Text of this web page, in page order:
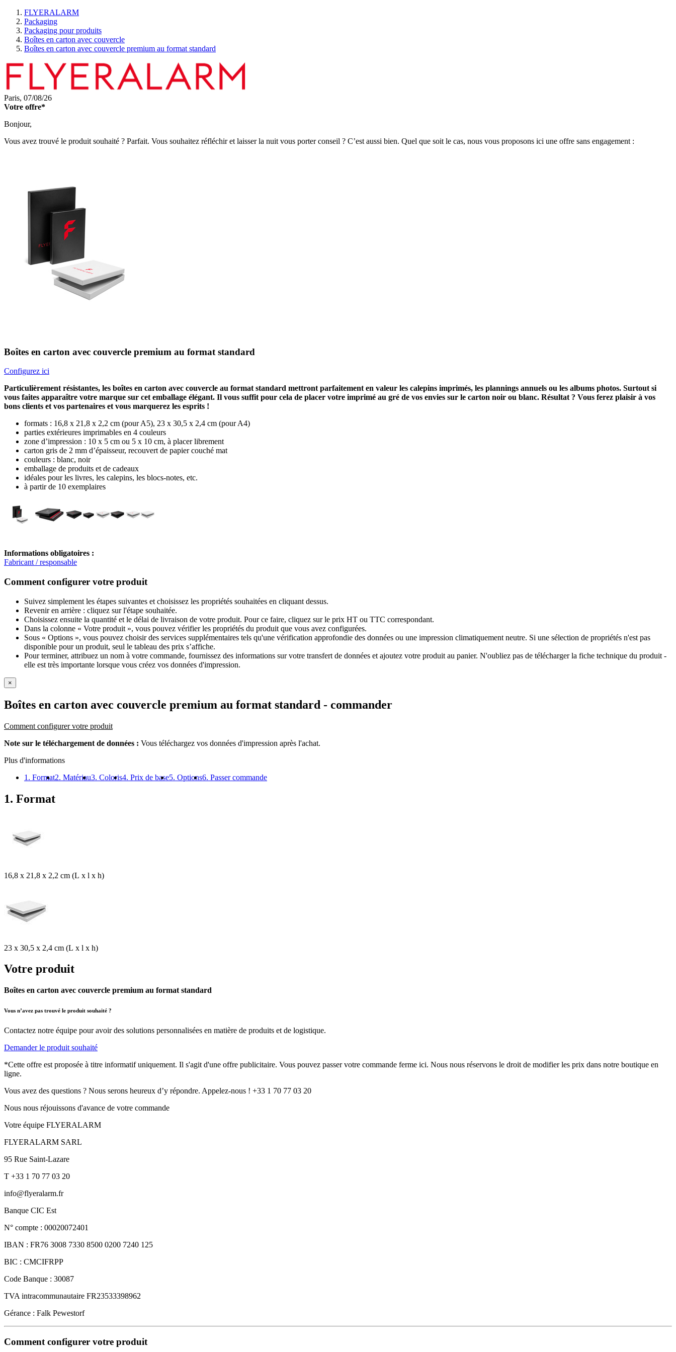
FLYERALARM
Packaging
Packaging pour produits
Boîtes en carton avec couvercle
Boîtes en carton avec couvercle premium au format standard
Paris, 07/08/26
Votre offre*
Bonjour,
Vous avez trouvé le produit souhaité ? Parfait. Vous souhaitez réfléchir et laisser la nuit vous porter conseil ? C’est aussi bien. Quel que soit le cas, nous vous proposons ici une offre sans engagement :
Boîtes en carton avec couvercle premium au format standard
Configurez ici
Particulièrement résistantes, les boîtes en carton avec couvercle au format standard mettront parfaitement en valeur les calepins imprimés, les plannings annuels ou les albums photos. Surtout si
vous faites apparaître votre marque sur cet emballage élégant. Il vous suffit pour cela de placer votre imprimé au gré de vos envies sur le carton noir ou blanc. Résultat ? Vous ferez plaisir à vos
bons clients et vos partenaires et vous marquerez les esprits !
formats : 16,8 x 21,8 x 2,2 cm (pour A5), 23 x 30,5 x 2,4 cm (pour A4)
parties extérieures imprimables en 4 couleurs
zone d’impression : 10 x 5 cm ou 5 x 10 cm, à placer librement
carton gris de 2 mm d’épaisseur, recouvert de papier couché mat
couleurs : blanc, noir
emballage de produits et de cadeaux
idéales pour les livres, les calepins, les blocs-notes, etc.
à partir de 10 exemplaires
Informations obligatoires :
Fabricant / responsable
Comment configurer votre produit
Suivez simplement les étapes suivantes et choisissez les propriétés souhaitées en cliquant dessus.
Revenir en arrière : cliquez sur l'étape souhaitée.
Choisissez ensuite la quantité et le délai de livraison de votre produit. Pour ce faire, cliquez sur le prix HT ou TTC correspondant.
Dans la colonne « Votre produit », vous pouvez vérifier les propriétés du produit que vous avez configurées.
Sous « Options », vous pouvez choisir des services supplémentaires tels qu'une vérification approfondie des données ou une impression climatiquement neutre. Si une sélection de propriétés n'est pas
disponible pour un produit, seul le tableau des prix s’affiche.
Pour terminer, attribuez un nom à votre commande, fournissez des informations sur votre transfert de données et ajoutez votre produit au panier. N'oubliez pas de télécharger la fiche technique du produit -
elle est très importante lorsque vous créez vos données d'impression.
×
Boîtes en carton avec couvercle premium au format standard - commander
Comment configurer votre produit
Note sur le téléchargement de données : Vous téléchargez vos données d'impression après l'achat.
Plus d'informations
1. Format2. Matériau3. Coloris4. Prix de base5. Options6. Passer commande
1. Format
16,8 x 21,8 x 2,2 cm (L x l x h)
23 x 30,5 x 2,4 cm (L x l x h)
Votre produit
Boîtes en carton avec couvercle premium au format standard
Vous n’avez pas trouvé le produit souhaité ?
Contactez notre équipe pour avoir des solutions personnalisées en matière de produits et de logistique.
Demander le produit souhaité
*Cette offre est proposée à titre informatif uniquement. Il s'agit d'une offre publicitaire. Vous pouvez passer votre commande ferme ici. Nous nous réservons le droit de modifier les prix dans notre boutique en
ligne.
Vous avez des questions ? Nous serons heureux d’y répondre. Appelez-nous ! +33 1 70 77 03 20
Nous nous réjouissons d'avance de votre commande
Votre équipe FLYERALARM
FLYERALARM SARL
95 Rue Saint-Lazare
T +33 1 70 77 03 20
info@flyeralarm.fr
Banque CIC Est
N° compte : 00020072401
IBAN : FR76 3008 7330 8500 0200 7240 125
BIC : CMCIFRPP
Code Banque : 30087
TVA intracommunautaire FR23533398962
Gérance : Falk Pewestorf
Comment configurer votre produit